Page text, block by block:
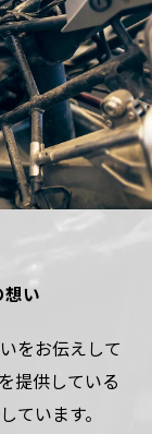
想い
をお伝えして
提供している
ています。